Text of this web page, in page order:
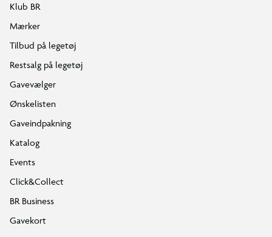
Klub BR
Mærker
Tilbud på legetøj
Restsalg på legetøj
Gavevælger
Ønskelisten
Gaveindpakning
Katalog
Events
Click&Collect
BR Business
Gavekort